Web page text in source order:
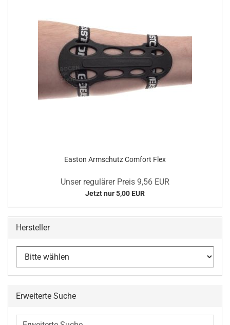
Easton Armschutz Comfort Flex
Unser regulärer Preis 9,56 EUR
Jetzt nur 5,00 EUR
Hersteller
Erweiterte Suche
Erweiterte